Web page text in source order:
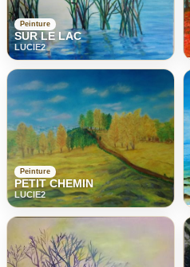
Peinture
SUR LE LAC
LUCIE2
Peinture
PETIT CHEMIN
LUCIE2